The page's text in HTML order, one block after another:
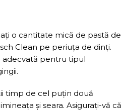
o cantitate mică de pastă de
Clean pe periuța de dinți.
adecvată pentru tipul
timp de cel puțin două
și seara. Asigurați-vă că